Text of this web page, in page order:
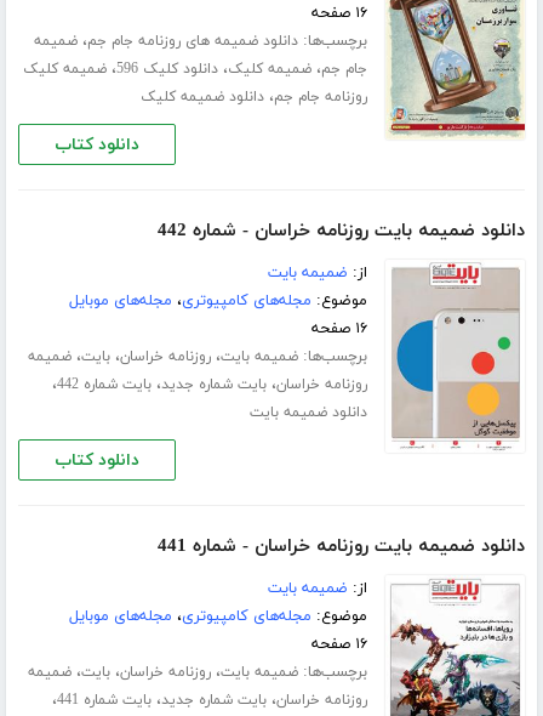
۱۶ صفحه
برچسب‌ها:دانلود ضمیمه های روزنامه جام جم،ضمیمه
جام جم،ضمیمه کلیک،دانلود کلیک 596 ،ضمیمه کلیک
روزنامه جام جم،دانلود ضمیمه کلیک
دانلود کتاب
دانلود ضمیمه بایت روزنامه خراسان - شماره 442
از: ضمیمه بایت
موضوع: مجله‌های کامپیوتری، مجله‌های موبایل
۱۶ صفحه
برچسب‌ها:ضمیمه بایت،روزنامه خراسان،بایت،ضمیمه
روزنامه خراسان،بایت شماره جدید،بایت شماره 442 ،
دانلود ضمیمه بایت
دانلود کتاب
دانلود ضمیمه بایت روزنامه خراسان - شماره 441
از: ضمیمه بایت
موضوع: مجله‌های کامپیوتری، مجله‌های موبایل
۱۶ صفحه
برچسب‌ها:ضمیمه بایت،روزنامه خراسان،بایت،ضمیمه
روزنامه خراسان،بایت شماره جدید،بایت شماره 441 ،